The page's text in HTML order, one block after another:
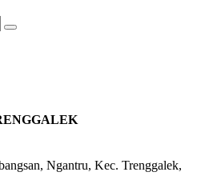
Search
Ngantru, Kec. Trenggalek,